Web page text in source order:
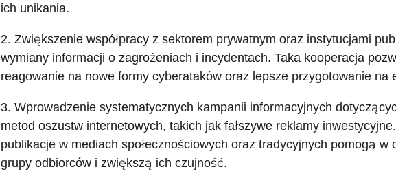
ich unikania.
2. Zwiększenie współpracy z sektorem prywatnym oraz instytucjami
wymiany informacji o zagrożeniach i incydentach. Taka kooperacja
reagowanie na nowe formy cyberataków oraz lepsze przygotowanie na
3. Wprowadzenie systematycznych kampanii informacyjnych
metod oszustw internetowych, takich jak fałszywe reklamy
publikacje w mediach społecznościowych oraz tradycyjnych pomogą w
grupy odbiorców i zwiększą ich czujność.